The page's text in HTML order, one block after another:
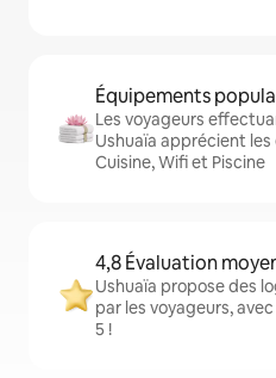
Équipements
Les voyageurs
Ushuaïa apprécient
Cuisine, Wifi et Piscine
4,8 Évaluation
Ushuaïa propose des
par les voyageurs,
5 !